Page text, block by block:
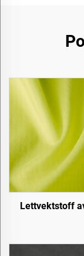
Lettvektstoff